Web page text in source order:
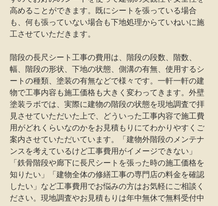
高めることができます。既にシートを張っている場合
も、何も張っていない場合も下地処理からていねいに施
工させていただきます。
階段の長尺シート工事の費用は、階段の段数、階数、
幅、階段の形状、下地の状態、側溝の有無、使用するシ
ートの種類、塗装の有無などで様々です。一軒一軒の建
物で工事内容も施工価格も大きく変わってきます。外壁
塗装ラボでは、実際に建物の階段の状態を現地調査で拝
見させていただいた上で、どういった工事内容で施工費
用がどれくらいなのかをお見積もりにてわかりやすくご
案内させていただいています。「建物外階段のメンテナ
ンスを考えているけど工事費用がイメージできない」
「鉄骨階段や廊下に長尺シートを張った時の施工価格を
知りたい」「建物全体の修繕工事の専門店の料金を確認
したい」など工事費用でお悩みの方はお気軽にご相談く
ださい。現地調査やお見積もりは年中無休で無料受付中